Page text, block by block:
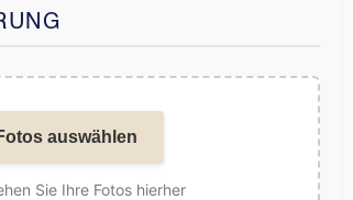
auswählen
Sie Ihre Fotos hierher